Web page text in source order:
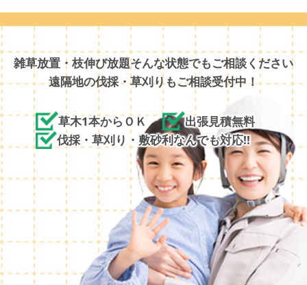
雑草放置・枝伸び放題そんな状態でもご相談ください
遠隔地の伐採・草刈りもご相談受付中！
草木1本からＯＫ
出張見積無料
伐採・草刈り・敷砂利なんでも対応!!